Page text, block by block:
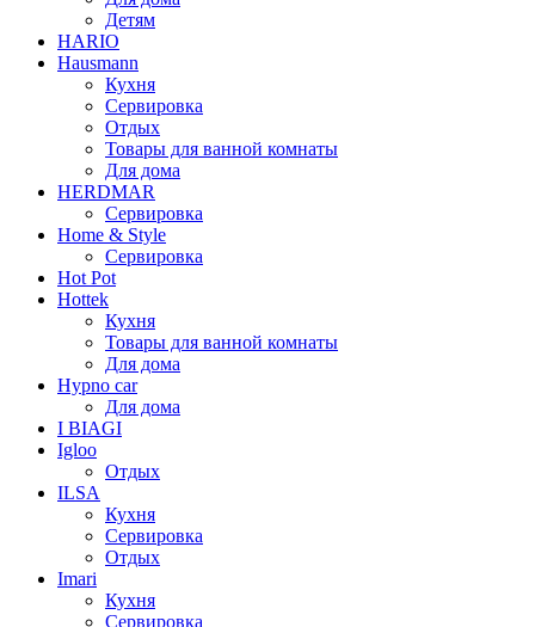
Детям
HARIO
Hausmann
Кухня
Сервировка
Отдых
Товары для ванной комнаты
Для дома
HERDMAR
Сервировка
Home & Style
Сервировка
Hot Pot
Hottek
Кухня
Товары для ванной комнаты
Для дома
Hypno car
Для дома
I BIAGI
Igloo
Отдых
ILSA
Кухня
Сервировка
Отдых
Imari
Кухня
Сервировка